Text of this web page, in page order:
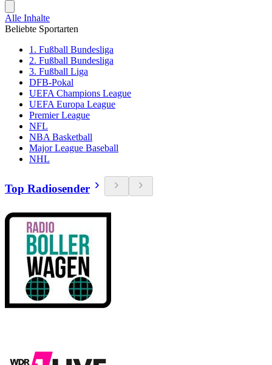
Alle Inhalte
Beliebte Sportarten
1. Fußball Bundesliga
2. Fußball Bundesliga
3. Fußball Liga
DFB-Pokal
UEFA Champions League
UEFA Europa League
Premier League
NFL
NBA Basketball
Major League Baseball
NHL
Top Radiosender